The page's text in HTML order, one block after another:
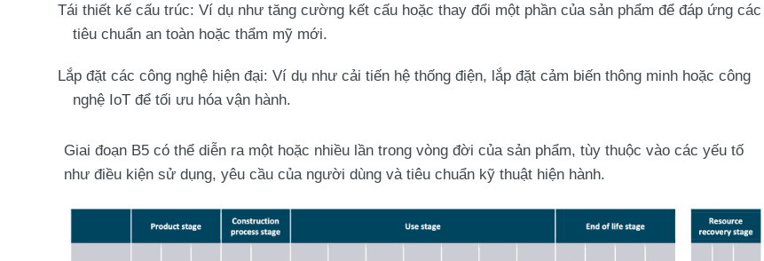
Tái thiết kế cấu trúc: Ví dụ như tăng cường kết cấu hoặc thay đổi một phần của sản phẩm để đáp ứng các
tiêu chuẩn an toàn hoặc thẩm mỹ mới.
Lắp đặt các công nghệ hiện đại: Ví dụ như cải tiến hệ thống điện, lắp đặt cảm biến thông minh hoặc công
nghệ IoT để tối ưu hóa vận hành.
Giai đoạn B5 có thể diễn ra một hoặc nhiều lần trong vòng đời của sản phẩm, tùy thuộc vào các yếu tố
như điều kiện sử dụng, yêu cầu của người dùng và tiêu chuẩn kỹ thuật hiện hành.